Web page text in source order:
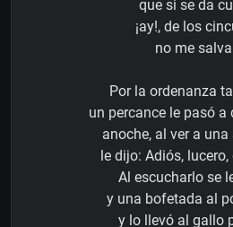
que si se da
¡ay!, de los
no me
Por la ordenanza
un percance le pasó a
anoche, al ver a
le dijo: Adiós,
Al escucharlo se
y una bofetada al
y lo llevó al gallo